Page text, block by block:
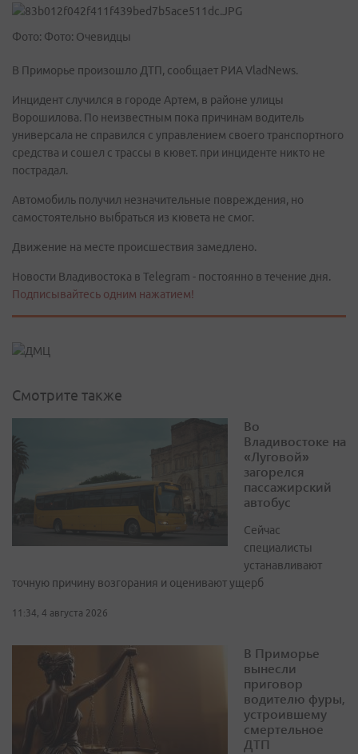
Фото: Фото: Очевидцы
В Приморье произошло ДТП, сообщает РИА VladNews.
Инцидент случился в городе Артем, в районе улицы
Ворошилова. По неизвестным пока причинам водитель
универсала не справился с управлением своего транспортного
средства и сошел с трассы в кювет. при инциденте никто не
пострадал.
Автомобиль получил незначительные повреждения, но
самостоятельно выбраться из кювета не смог.
Движение на месте происшествия замедлено.
Новости Владивостока в Telegram - постоянно в течение дня.
Подписывайтесь одним нажатием!
Смотрите также
Во
Владивостоке на
«Луговой»
загорелся
пассажирский
автобус
Сейчас
специалисты
устанавливают
точную причину возгорания и оценивают ущерб
11:34, 4 августа 2026
В Приморье
вынесли
приговор
водителю фуры,
устроившему
смертельное
ДТП